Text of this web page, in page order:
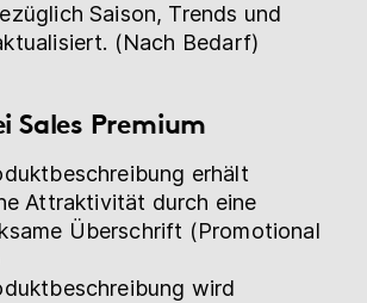
Saison, Trends und
(Nach Bedarf)
Sales Premium
erhält
Attraktivität durch eine
Überschrift (Promotional
wird